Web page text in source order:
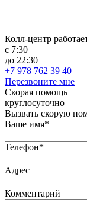
Колл-центр
с 7:30
до 22:30
+7 978 762 39 40
Перезвоните мне
Скорая помощь
круглосуточно
Вызвать скорую
Ваше имя*
Телефон*
Адрес
Комментарий